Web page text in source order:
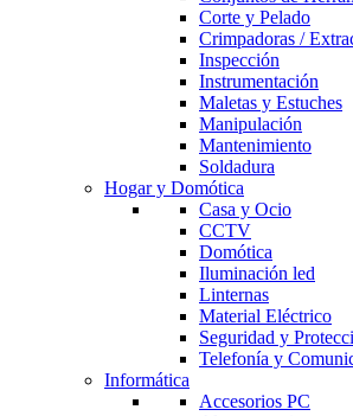
Corte y Pelado
Crimpadoras /
Inspección
Instrumentación
Maletas y Estuches
Manipulación
Mantenimiento
Soldadura
Hogar y Domótica
Casa y Ocio
CCTV
Domótica
Iluminación led
Linternas
Material Eléctrico
Seguridad y
Telefonía y
Informática
Accesorios PC